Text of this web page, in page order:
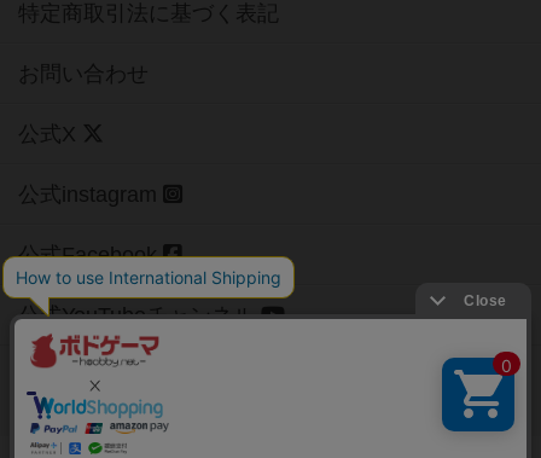
特定商取引法に基づく表記
お問い合わせ
公式X
公式instagram
公式Facebook
公式YouTubeチャンネル